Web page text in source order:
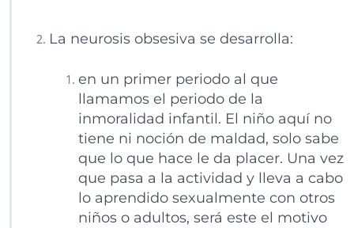
La neurosis obsesiva se desarrolla:
en un primer periodo al que
llamamos el periodo de la
inmoralidad infantil. El niño aquí no
tiene ni noción de maldad, solo sabe
que lo que hace le da placer. Una vez
que pasa a la actividad y lleva a cabo
lo aprendido sexualmente con otros
niños o adultos, será este el motivo